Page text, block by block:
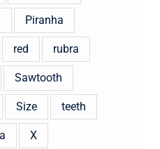
Piranha
red rubra
Sawtooth
Size teeth
X